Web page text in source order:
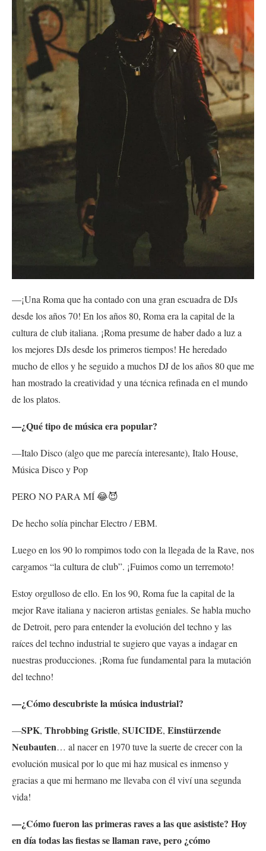
—¡Una Roma que ha contado con una gran escuadra de DJs
desde los años 70! En los años 80, Roma era la capital de la
cultura de club italiana. ¡Roma presume de haber dado a luz a
los mejores DJs desde los primeros tiempos! He heredado
mucho de ellos y he seguido a muchos DJ de los años 80 que me
han mostrado la creatividad y una técnica refinada en el mundo
de los platos.
—¿Qué tipo de música era popular?
—Italo Disco (algo que me parecía interesante), Italo House,
Música Disco y Pop
PERO NO PARA MÍ 😂😈
De hecho solía pinchar Electro / EBM.
Luego en los 90 lo rompimos todo con la llegada de la Rave, nos
cargamos “la cultura de club”. ¡Fuimos como un terremoto!
Estoy orgulloso de ello. En los 90, Roma fue la capital de la
mejor Rave italiana y nacieron artistas geniales. Se habla mucho
de Detroit, pero para entender la evolución del techno y las
raíces del techno industrial te sugiero que vayas a indagar en
nuestras producciones. ¡Roma fue fundamental para la mutación
del techno!
—¿Cómo descubriste la música industrial?
—SPK, Throbbing Gristle, SUICIDE, Einstürzende
Neubauten… al nacer en 1970 tuve la suerte de crecer con la
evolución musical por lo que mi haz musical es inmenso y
gracias a que mi hermano me llevaba con él viví una segunda
vida!
—¿Cómo fueron las primeras raves a las que asististe? Hoy
en día todas las fiestas se llaman rave, pero ¿cómo